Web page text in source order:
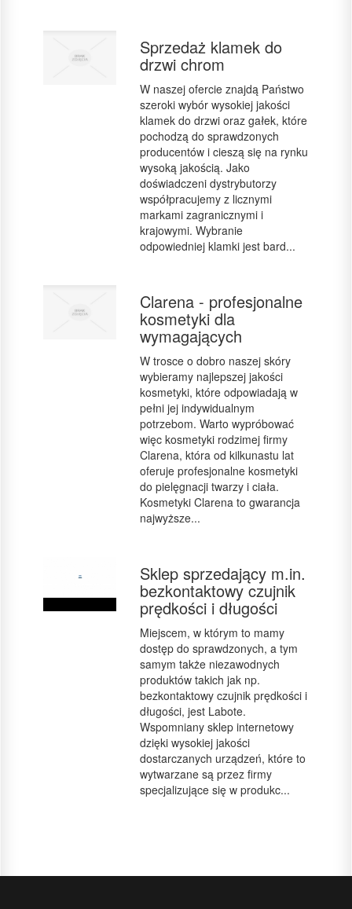
Sprzedaż klamek do
drzwi chrom
W naszej ofercie znajdą Państwo
szeroki wybór wysokiej jakości
klamek do drzwi oraz gałek, które
pochodzą do sprawdzonych
producentów i cieszą się na rynku
wysoką jakością. Jako
doświadczeni dystrybutorzy
współpracujemy z licznymi
markami zagranicznymi i
krajowymi. Wybranie
odpowiedniej klamki jest bard...
Clarena - profesjonalne
kosmetyki dla
wymagających
W trosce o dobro naszej skóry
wybieramy najlepszej jakości
kosmetyki, które odpowiadają w
pełni jej indywidualnym
potrzebom. Warto wypróbować
więc kosmetyki rodzimej firmy
Clarena, która od kilkunastu lat
oferuje profesjonalne kosmetyki
do pielęgnacji twarzy i ciała.
Kosmetyki Clarena to gwarancja
najwyższe...
Sklep sprzedający m.in.
bezkontaktowy czujnik
prędkości i długości
Miejscem, w którym to mamy
dostęp do sprawdzonych, a tym
samym także niezawodnych
produktów takich jak np.
bezkontaktowy czujnik prędkości i
długości, jest Labote.
Wspomniany sklep internetowy
dzięki wysokiej jakości
dostarczanych urządzeń, które to
wytwarzane są przez firmy
specjalizujące się w produkc...